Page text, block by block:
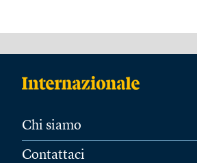
Chi siamo
Contattaci